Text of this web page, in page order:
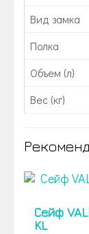
Вид замка
Полка
Объем (л)
Вес (кг)
Сейф
KL